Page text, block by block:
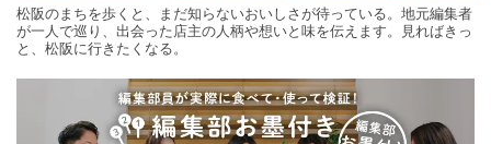
松阪のまちを歩くと、まだ知らないおいしさが待っている。地元編集者
が一人で巡り、出会った店主の人柄や想いと味を伝えます。見ればきっ
と、松阪に行きたくなる。